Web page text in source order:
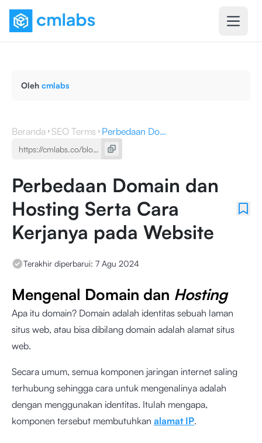
Oleh cmlabs
Beranda SEO Terms Perbedaan Domain dan Hosting Serta Cara Kerjanya pada Website
Perbedaan Domain dan
Hosting Serta Cara
Kerjanya pada Website
Terakhir diperbarui: 7 Agu 2024
Mengenal Domain dan Hosting
Apa itu domain? Domain adalah identitas sebuah laman
situs web, atau bisa dibilang domain adalah alamat situs
web.
Secara umum, semua komponen jaringan internet saling
terhubung sehingga cara untuk mengenalinya adalah
dengan menggunakan identitas. Itulah mengapa,
komponen tersebut membutuhkan alamat IP.